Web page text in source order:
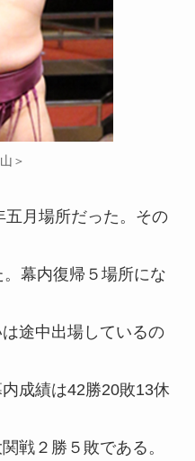
＞
月場所だった。その
幕内復帰５場所にな
途中出場しているの
成績は42勝20敗13休
戦２勝５敗である。